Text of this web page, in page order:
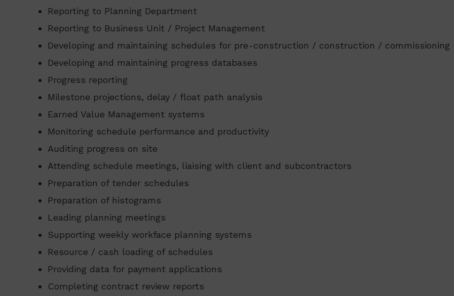
Reporting to Planning Department
Reporting to Business Unit / Project Management
Developing and maintaining schedules for pre-construction / construction / commissioning
Developing and maintaining progress databases
Progress reporting
Milestone projections, delay / float path analysis
Earned Value Management systems
Monitoring schedule performance and productivity
Auditing progress on site
Attending schedule meetings, liaising with client and subcontractors
Preparation of tender schedules
Preparation of histograms
Leading planning meetings
Supporting weekly workface planning systems
Resource / cash loading of schedules
Providing data for payment applications
Completing contract review reports